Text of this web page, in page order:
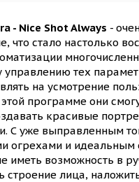
- Nice Shot Always -
что стало настолько
управлению тех
на усмотрение
программе они
красивые
С уже выправленным
огрехами и идеальным
иметь возможность в
строение лица,